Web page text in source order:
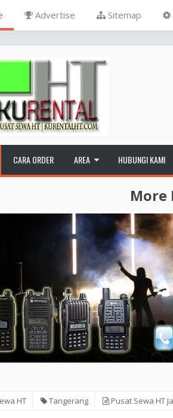
Advertise Sitemap
CARA ORDER AREA HUBUNGI KAMI
More
HT Tangerang Pusat Sewa HT